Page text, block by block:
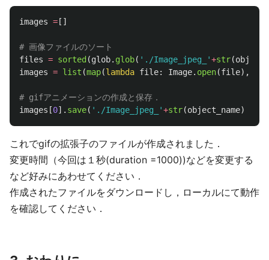
images = []
files = sorted (glob. glob( ' ./Image_jpeg_ '+str(
images = list (map(lambda file: Image. open(file),
images [0]. save( ' ./Image_jpeg_ '+str(object_name)
これでgifの拡張子のファイルが作成されました．
変更時間（今回は１秒(duration =1000))などを変更する
など好みにあわせてください．
作成されたファイルをダウンロードし，ローカルにて動作
を確認してください．